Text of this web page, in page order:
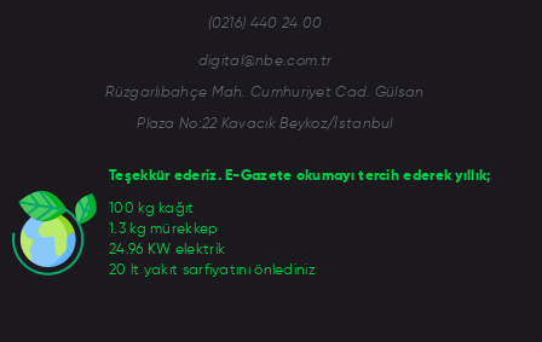
Teşekkür ederiz. E-Gazete okumayı tercih ederek yıllık;
100 kg kağıt
1.3 kg mürekkep
24.96 KW elektrik
20 lt yakıt sarfiyatını önlediniz
(0216) 440 24 00
digital@nbe.com.tr
Rüzgarlıbahçe Mah. Cumhuriyet Cad. Gülsan
Plaza No:22 Kavacık Beykoz/İstanbul